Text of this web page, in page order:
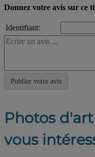
Donnez votre avis sur ce
Identifiant:
Photos
vous